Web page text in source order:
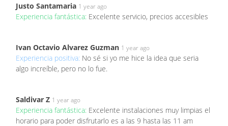
Justo Santamaria 1 year ago
Experiencia fantástica: Excelente servicio, precios accesibles
Ivan Octavio Alvarez Guzman 1 year ago
Experiencia positiva: No sé si yo me hice la idea que seria
algo increíble, pero no lo fue.
Saldivar Z 1 year ago
Experiencia fantástica: Excelente instalaciones muy limpias el
horario para poder disfrutarlo es a las 9 hasta las 11 am